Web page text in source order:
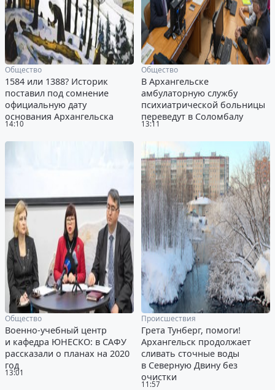
14:10
Общество
1584 или 1388? Историк
поставил под сомнение
официальную дату
основания Архангельска
13:11
Общество
В Архангельске
амбулаторную службу
психиатрической больницы
переведут в Соломбалу
13:01
Общество
Военно-учебный центр
и кафедра ЮНЕСКО: в САФУ
рассказали о планах на 2020
год
11:57
Происшествия
Грета Тунберг, помоги!
Архангельск продолжает
сливать сточные воды
в Северную Двину без
очистки